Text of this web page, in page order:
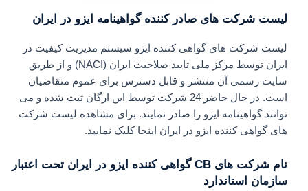
لیست شرکت های صادر کننده گواهینامه ایزو در ایران
لیست شرکت های گواهی کننده ایزو سیستم مدیریت کیفیت در
ایران توسط مرکز ملی تایید صلاحیت ایران (NACI) و از طریق
سایت رسمی آن منتشر و قابل دسترس برای عموم متقاضیان
است. در حال حاضر 24 شرکت توسط این ارگان ثبت شده و می
توانند گواهینامه ایزو را صادر نمایند. برای مشاهده لیست شرکت
های گواهی کننده ایزو در ایران اینجا کلیک نمایید.
نام شرکت های CB گواهی کننده ایزو در ایران تحت اعتبار
سازمان استاندارد